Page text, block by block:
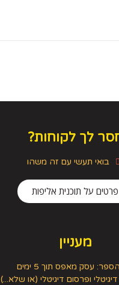
לך לקוחות?
בואי תעשי עם זה משהו
פרטים על תוכנית אליפות
מעניין
הספר: עסק מאפס תוך 5 ימים
דיגיטלי ופרסום דיגיטלי (או שלא...)